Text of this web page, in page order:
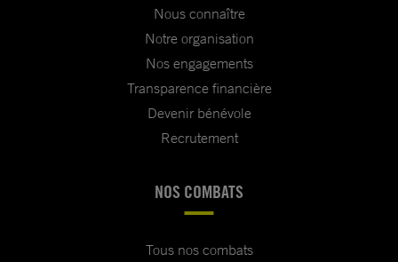
Nous connaître
Notre organisation
Nos engagements
Transparence financière
Devenir bénévole
Recrutement
NOS COMBATS
Tous nos combats